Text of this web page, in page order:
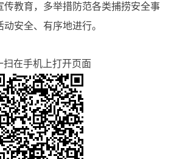
传教育，多举措防范各类捕捞安全事
安全、有序地进行。
扫在手机上打开页面